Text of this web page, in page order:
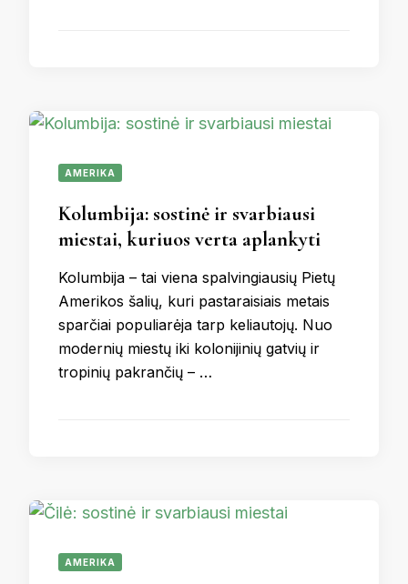
AMERIKA
Kolumbija: sostinė ir svarbiausi
miestai, kuriuos verta aplankyti
Kolumbija – tai viena spalvingiausių Pietų
Amerikos šalių, kuri pastaraisiais metais
sparčiai populiarėja tarp keliautojų. Nuo
modernių miestų iki kolonijinių gatvių ir
tropinių pakrančių – …
AMERIKA